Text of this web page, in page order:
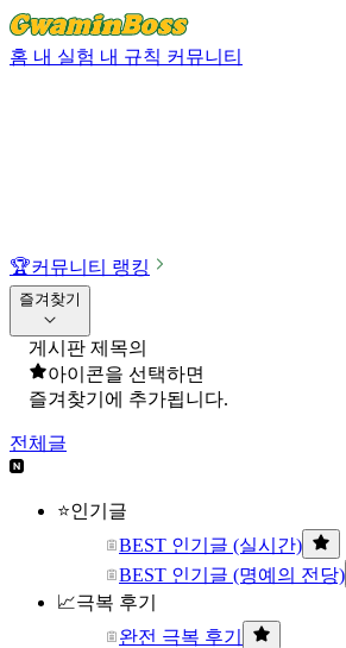
홈 내 실험 내 규칙 커뮤니티
🏆커뮤니티 랭킹
즐겨찾기
게시판 제목의
아이콘을 선택하면
즐겨찾기에 추가됩니다.
전체글
⭐인기글
BEST 인기글 (실시간)
BEST 인기글 (명예의 전당)
📈극복 후기
완전 극복 후기